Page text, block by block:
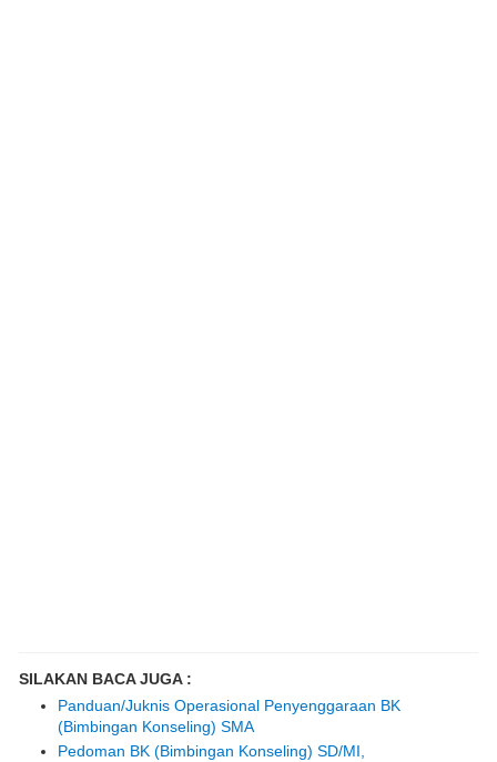
SILAKAN BACA JUGA :
Panduan/Juknis Operasional Penyenggaraan BK
(Bimbingan Konseling) SMA
Pedoman BK (Bimbingan Konseling) SD/MI,